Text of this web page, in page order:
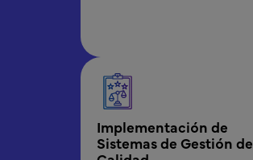
Implementación de
Sistemas de Gestión de